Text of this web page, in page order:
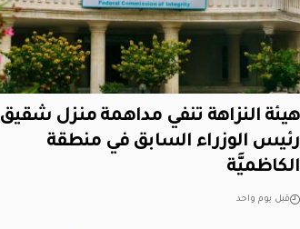
هيئة النزاهة تنفي مداهمة منزل شقيق
رئيس الوزراء السابق في منطقة
الكاظميَّة
قبل يوم واحد